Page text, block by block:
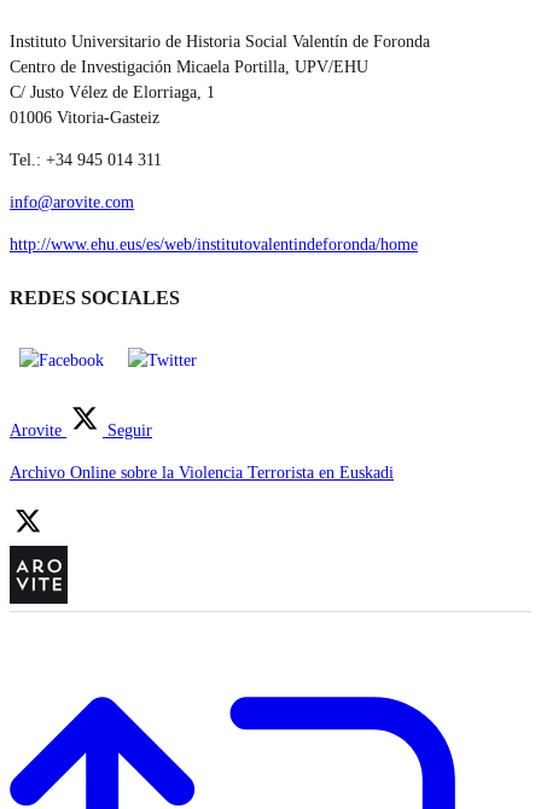
Instituto Universitario de Historia Social Valentín de Foronda
Centro de Investigación Micaela Portilla, UPV/EHU
C/ Justo Vélez de Elorriaga, 1
01006 Vitoria-Gasteiz
Tel.: +34 945 014 311
info@arovite.com
http://www.ehu.eus/es/web/institutovalentindeforonda/home
REDES SOCIALES
Arovite Seguir
Archivo Online sobre la Violencia Terrorista en Euskadi